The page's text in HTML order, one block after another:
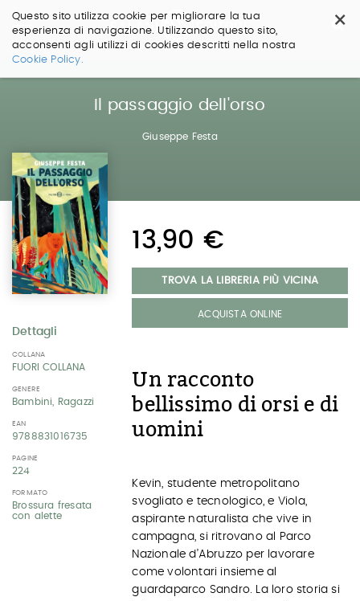
×
Questo sito utilizza cookie per migliorare la tua
esperienza di navigazione. Utilizzando questo sito,
acconsenti agli utilizzi di cookies descritti nella nostra
Cookie Policy.
Salta
Il passaggio dell'orso
Giuseppe Festa
Dettagli
COLLANA
FUORI COLLANA
GENERE
Bambini, Ragazzi
EAN
9788831016735
PAGINE
224
FORMATO
Brossura fresata
con alette
13,90 €
TROVA LA LIBRERIA PIÙ VICINA
ACQUISTA ONLINE
Un racconto
bellissimo di orsi e di
uomini
Kevin, studente metropolitano
svogliato e tecnologico, e Viola,
aspirante naturalista che vive in
campagna, si ritrovano al Parco
Nazionale d’Abruzzo per lavorare
come volontari insieme al
guardaparco Sandro. La loro storia si